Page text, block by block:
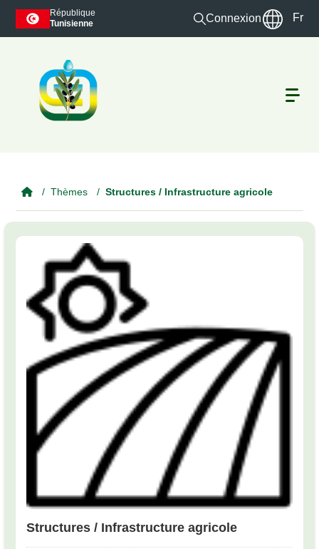
Skip to main content
République
Tunisienne
Connexion Fr
Thèmes Structures / Infrastructure agricole
Structures / Infrastructure agricole